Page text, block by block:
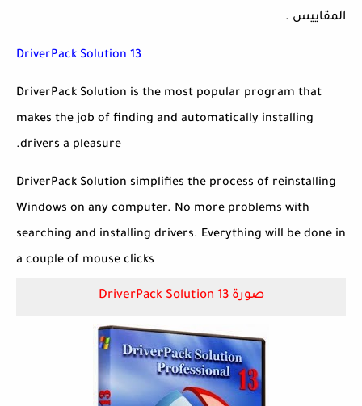
المقاييس .
DriverPack Solution 13
DriverPack Solution is the most popular program that
makes the job of finding and automatically installing
drivers a pleasure.
DriverPack Solution simplifies the process of reinstalling
Windows on any computer. No more problems with
searching and installing drivers. Everything will be done in
a couple of mouse clicks
صورة DriverPack Solution 13